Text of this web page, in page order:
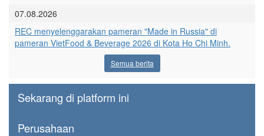
07.08.2026
REC menyelenggarakan pameran "Made in Russia" di
pameran VietFood & Beverage 2026 di Kota Ho Chi Minh.
Semua berita
Sekarang di platform ini
Perusahaan